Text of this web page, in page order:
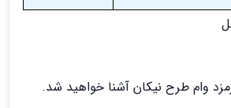
وام طرح نیکان آشنا خواهید شد.